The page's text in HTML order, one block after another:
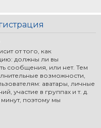
от того, как
должны ли вы
сообщения, или нет. Тем
возможности,
аватары, личные
участие в группах и т. д.
минут, поэтому мы